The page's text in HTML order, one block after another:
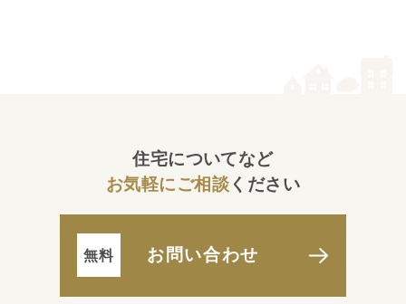
住宅についてなど
お気軽にご相談 ください
お問い合わせ